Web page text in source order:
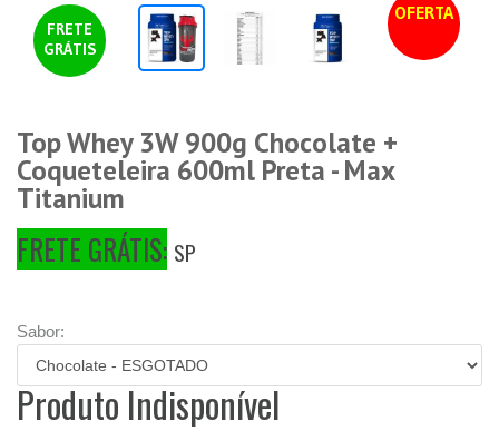
OFERTA
FRETE
GRÁTIS
Top Whey 3W 900g Chocolate +
Coqueteleira 600ml Preta - Max
Titanium
FRETE GRÁTIS: SP
Sabor:
Produto Indisponível